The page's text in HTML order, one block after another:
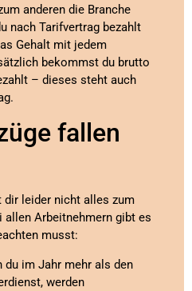
anderen die Branche
nach Tarifvertrag bezahlt
Gehalt mit jedem
bekommst du brutto
– dieses steht auch
fallen
leider nicht alles zum
allen Arbeitnehmern gibt es
musst:
du im Jahr mehr als den
werden